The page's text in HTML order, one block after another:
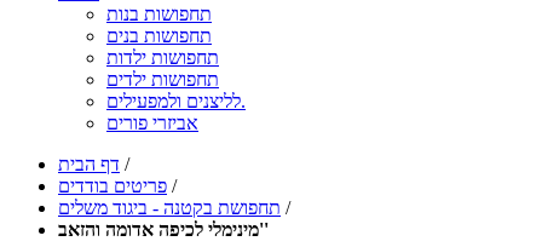
תחפושות בנות
תחפושות בנים
תחפושות ילדות
תחפושות ילדים
לליצנים ולמפעילים.
אביזרי פורים
דף הבית /
פריטים בודדים /
תחפושת בקטנה - ביגוד משלים /
מינימלי לכיפה אדומה והזאב''